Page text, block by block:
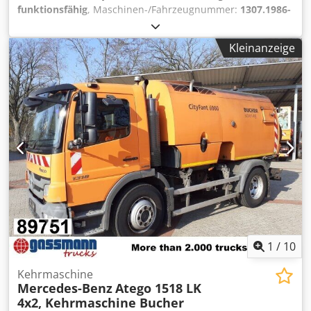
MAN HydroDrive, Getriebe ZF 12TX 2826 OD MAN TipMatic,
MAn Brakematic, Nachlaufachse NOL-08 gelenkt und
liftbar, L-Fahrerhaus, Eberspächer Zusatzheizung,
Feinstaub- und pollenfilter, KSM-Modul, Flammstartanlage,
Belüftung für HA und Getriebe, ABS, ASR, ESP,
Scheibenbremse an Vorder- und Hinterachse, LED-
Tagfahrlicht, Ambeintebeleuchtung, TollCollect
Vorrüstung, MAN-Sound-System, MAn Media Paket
Navigation Plus, Lane-Guard-System, 1x Liege, Anfahrhilfe,
Kühlbox, Nebenantrieb NH/4C ohne Flansch. Djdpfx Ajzn N
Svelbeck Passender abrollbarer Salzstreuer -9231- und
passender Schneepflug -9983- gegen Aufpreis erhältlich!
ZUBEHÖRANGABEN OHNE GEWÄHR, Änderungen,
Zwischenverkauf und Irrtümer vorbehalten! - .
funktionsfähig, Maschinen-/Fahrzeugnummer: 1307.1986-
1.580 kg
Behälters:240 l, Wassertankkapazität:200 l, Die Maschine
ist unbenutzt! Die Maschine befindet sich in einer großen
Holzkiste! TECHNISCHE DETAILS Abfallbehältervolumen:
240 l Wassertankvolumen: 200 l Reinigungsweite: 1.900 -
2.100 mm Djdezr D S Eopfx Albsck
Hauptbürstenmotorleistung: 2 × 800 W
Seitenbürstenmotorleistung: 4 × 90 W
Saugturbinenmotorleistung: 2 × 50 W Fahrmotorleistung:
500 W Filterrüttlermotorleistung: 2 × 50 W Steigfähigkeit:
25 % Anti-Rutsch-Kontrolle: Ja MASCHINEN-DETAILS
Batteriespannung: 48 V Batteriekapazität: 300 Ah
Betriebsdauer: 4–6 h Ladezeit: ca. 6,5 h Gewicht: 1.580 kg
AUSSTATTUNG Spiegel Ventilator Rückfahrkamera
Hochdruckreiniger Not-Aus-Schalter Werkzeugbox
Beleuchtung Fahrtrichtungsanzeiger Luftbereifung
Kleinanzeige
1 / 10
Kehrmaschine
Mercedes-BenzAtego 1518 LK
4x2, Kehrmaschine Bucher